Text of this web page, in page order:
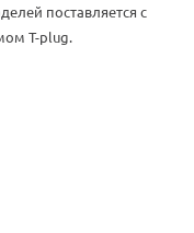
поставляется с
T-plug.